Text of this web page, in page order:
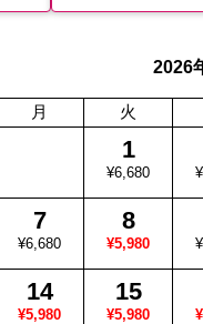
2026
月 火
1
¥6,680
7
¥6,680
8
¥5,980
14
¥5,980
15
¥5,980